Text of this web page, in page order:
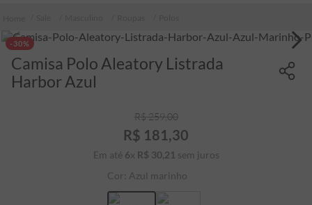
-30%
Camisa Polo Aleatory Listrada
Harbor Azul
R$ 259,00
R$ 181,30
Em até 6x R$ 30,21 sem juros
Cor: Azul marinho
6 º
pima
7º
bermuda
8º